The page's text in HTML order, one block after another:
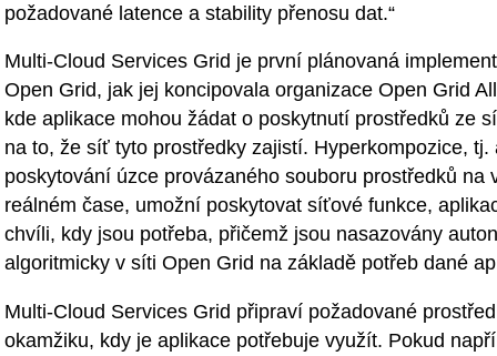
požadované latence a stability přenosu dat.“
Multi-Cloud Services Grid je první plánovaná
Open Grid, jak jej koncipovala organizace Open Grid
kde aplikace mohou žádat o poskytnutí prostředků ze
na to, že síť tyto prostředky zajistí. Hyperkompozice, tj.
poskytování úzce provázaného souboru prostředků na
reálném čase, umožní poskytovat síťové funkce,
chvíli, kdy jsou potřeba, přičemž jsou nasazovány
algoritmicky v síti Open Grid na základě potřeb dané
Multi-Cloud Services Grid připraví požadované
okamžiku, kdy je aplikace potřebuje využít. Pokud